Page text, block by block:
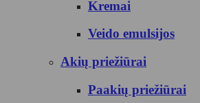
Kremai
Veido emulsijos
Akių priežiūrai
Paakių priežiūrai